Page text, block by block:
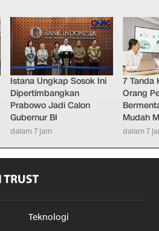
Istana Ungkap Sosok Ini
Dipertimbangkan
Prabowo Jadi Calon
Gubernur BI
dalam 7 jam
7 Tanda
Orang
Mudah
dalam 7
Teknologi